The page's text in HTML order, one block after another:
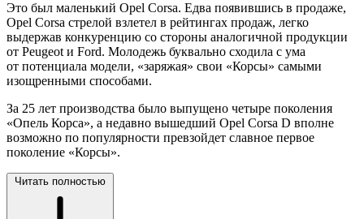
Это был маленький Opel Corsa. Едва появившись в продаже,
Opel Corsa стрелой взлетел в рейтингах продаж, легко
выдержав конкуренцию со стороны аналогичной продукции
от Peugeot и Ford. Молодежь буквально сходила с ума
от потенциала модели, «заряжая» свои «Корсы» самыми
изощренными способами.
За 25 лет производства было выпущено четыре поколения
«Опель Корса», а недавно вышедший Opel Corsa D вполне
возможно по популярности превзойдет славное первое
поколение «Корсы».
Читать полностью